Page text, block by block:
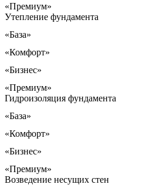
«Премиум»
Утепление фундамента
«База»
«Комфорт»
«Бизнес»
«Премиум»
Гидроизоляция фундамента
«База»
«Комфорт»
«Бизнес»
«Премиум»
Возведение несущих стен